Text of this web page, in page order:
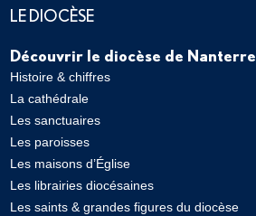
LE DIOCÈSE
Découvrir le diocèse de Nanterre
Histoire & chiffres
La cathédrale
Les sanctuaires
Les paroisses
Les maisons d’Église
Les librairies diocésaines
Les saints & grandes figures du diocèse